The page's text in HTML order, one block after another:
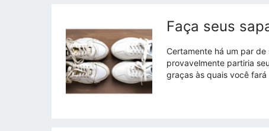
Faça seus
Certamente há um par
provavelmente partiria
graças às quais você